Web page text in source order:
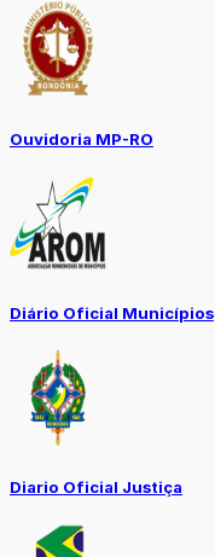
Ouvidoria MP-RO
Diário Oficial Municípios
Diario Oficial Justiça